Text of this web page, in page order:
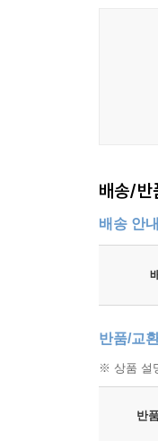
배송/반
배송 안내
반품/교
※ 상품 설
반